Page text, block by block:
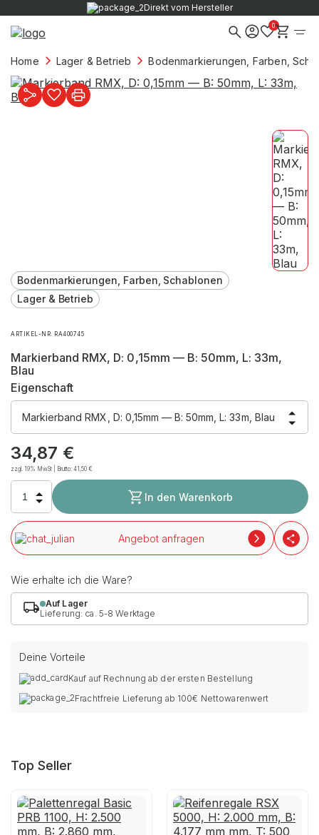
Direkt vom Hersteller
0
Home Lager & Betrieb Bodenmarkierungen, Farben,
Bodenmarkierungen, Farben, Schablonen
Lager & Betrieb
ARTIKEL-NR. RA400745
Markierband RMX, D: 0,15mm — B: 50mm, L: 33m,
Blau
Eigenschaft
Markierband RMX, D: 0,15mm — B: 50mm, L: 33m, Blau
34,87 €
zzgl. 19% MwSt | Brutto:41,50€
In den Warenkorb
Angebot anfragen
Wie erhalte ich die Ware?
Auf Lager
Lieferung: ca. 5-8 Werktage
Deine Vorteile
Kauf auf Rechnung ab der ersten Bestellung
Frachtfreie Lieferung ab 100€ Nettowarenwert
Top Seller